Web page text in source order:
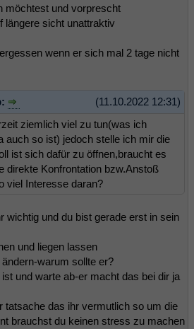
möchtest und vorprescht
längere sicht unattraktiv
wenn er sich mal 2 tage nicht
(11.10.2022 12:31)
ziemlich viel zu tun(was ich
auch so ist) jedoch stelle ich mir die
ist sich dafür zu öffnen,braucht es
direkte Konfrontation bzw.Anstoß
viel Interesse daran?
wichtig und du bist gerade erst in sein
und liegen lassen
warum sollte er?
und warte ab-er macht das bei dir ja
tatsache das ihr vermutlich so um die
brauchst du keinen stress zu machen